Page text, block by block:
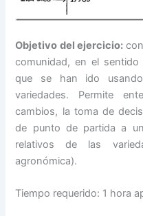
Objetivo del ejercicio:
comunidad, en el sentido
que se han ido
variedades. Permite
cambios, la toma de
de punto de partida a
relativos de las
agronómica).
Tiempo requerido: 1 hora